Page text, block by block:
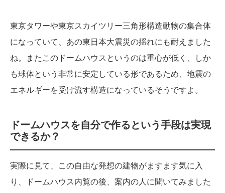
東京タワーや東京スカイツリー三角形構造動物の集合体
になっていて、あの東日本大震災の揺れにも耐えました
ね。またこのドームハウスというのは重心が低く、しか
も球体という非常に安定している形であるため、地震の
エネルギーを受け流す構造になっているそうですよ。
ドームハウスを自分で作るという手段は実現
できるか？
実際に見て、この自由な発想の建物がますます気に入
り、ドームハウス内覧の後、案内の人に聞いてみました